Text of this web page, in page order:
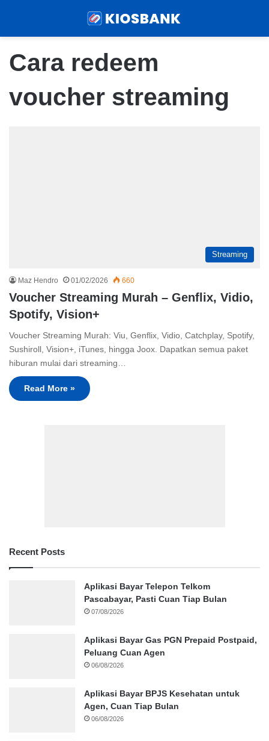
Cara redeem
voucher streaming
Streaming
Maz Hendro 01/02/2026 660
Voucher Streaming Murah – Genflix, Vidio,
Spotify, Vision+
Voucher Streaming Murah: Viu, Genflix, Vidio, Catchplay, Spotify,
Sushiroll, Vision+, iTunes, hingga Joox. Dapatkan semua paket
hiburan mulai dari streaming…
Read More »
Recent Posts
Aplikasi Bayar Telepon Telkom
Pascabayar, Pasti Cuan Tiap Bulan
07/08/2026
Aplikasi Bayar Gas PGN Prepaid Postpaid,
Peluang Cuan Agen
06/08/2026
Aplikasi Bayar BPJS Kesehatan untuk
Agen, Cuan Tiap Bulan
06/08/2026